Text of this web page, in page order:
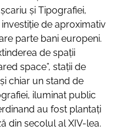
și Tipografiei,
de aproximativ
parte bani europeni.
de spații
space”, stații de
chiar un stand de
iluminat public
au fost plantați
din secolul al XIV-lea.